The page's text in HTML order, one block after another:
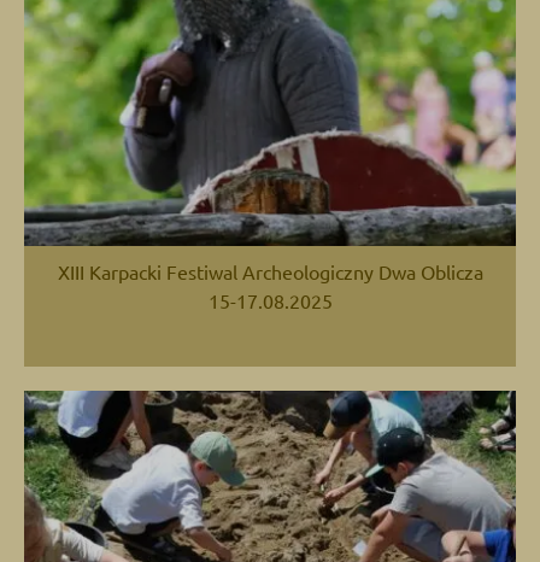
XIII Karpacki Festiwal Archeologiczny Dwa Oblicza
15-17.08.2025